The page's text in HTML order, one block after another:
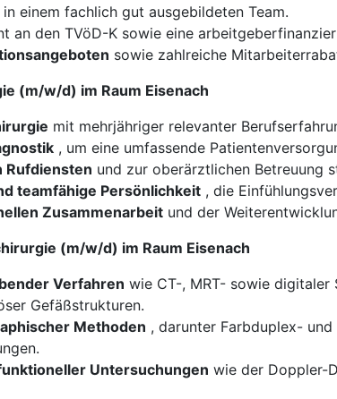
in einem fachlich gut ausgebildeten Team.
an den TVöD-K sowie eine
sowie zahlreiche
(m/w/d) im Raum Eisenach
mit mehrjähriger relevanter
, um eine umfassende
Rufdiensten und zur oberärztlichen Betreuung
teamfähige Persönlichkeit , die
Zusammenarbeit und der
(m/w/d) im Raum Eisenach
Verfahren wie CT-, MRT- sowie
Gefäßstrukturen.
Methoden , darunter Farbduplex-
Untersuchungen wie der Doppler-